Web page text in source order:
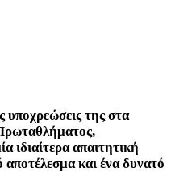
υποχρεώσεις της στα
ιδιαίτερα απαιτητική
και ένα δυνατό